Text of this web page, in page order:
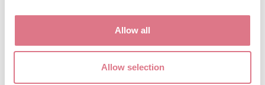
Allow all
Allow selection